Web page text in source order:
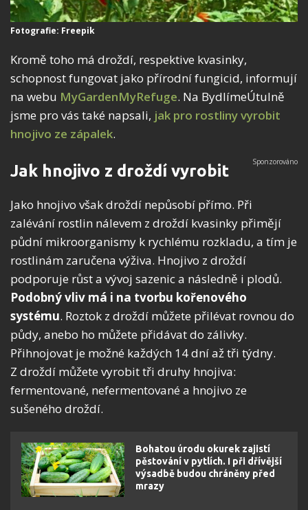
Fotografie: Freepik
Kromě toho má droždí, respektive kvasinky,
schopnost fungovat jako přírodní fungicid, informují
na webu MyGardenMyRefuge. Na BydlímeÚtulně
jsme pro vás také napsali, jak pro rostliny vyrobit
hnojivo ze zápalek.
Jak hnojivo z droždí vyrobit
Jako hnojivo však droždí nepůsobí přímo. Při
zalévání rostlin nálevem z droždí kvasinky přimějí
půdní mikroorganismy k rychlému rozkladu, a tím je
rostlinám zaručena výživa. Hnojivo z droždí
podporuje růst a vývoj sazenic a následně i plodů.
Podobný vliv má i na tvorbu kořenového
systému. Roztok z droždí můžete přilévat rovnou do
půdy, anebo ho můžete přidávat do zálivky.
Přihnojovat je možné každých 14 dní až tři týdny.
Z droždí můžete vyrobit tři druhy hnojiva:
fermentované, nefermentované a hnojivo ze
sušeného droždí.
Bohatou úrodu okurek zajistí
pěstování v pytlích. I při dřívější
výsadbě budou chráněny před
mrazy